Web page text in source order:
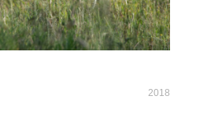
2018